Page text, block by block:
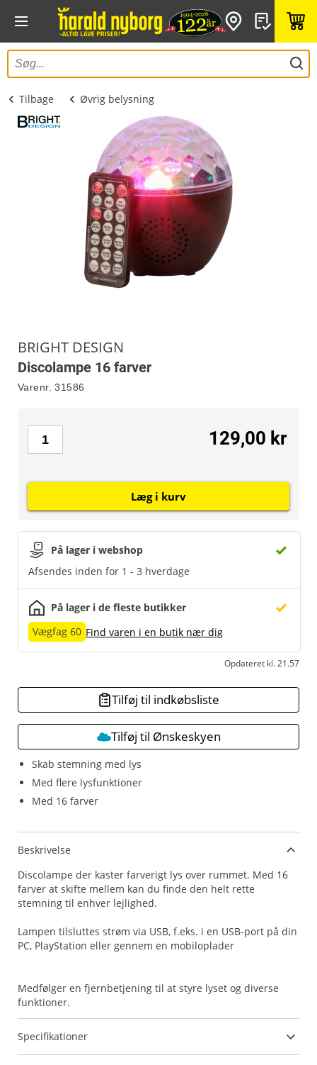
Tilbage Øvrig belysning
BRIGHT DESIGN
Discolampe 16 farver
Varenr. 31586
Skab stemning med lys
Med flere lysfunktioner
Med 16 farver
På lager i webshop
Afsendes inden for 1 - 3 hverdage
På lager i de fleste butikker
Vægfag 60 Find varen i en butik nær dig
Opdateret kl. 21.57
129,00 kr
Læg i kurv
Tilføj til indkøbsliste
Tilføj til Ønskeskyen
Beskrivelse
Discolampe der kaster farverigt lys over rummet. Med 16
farver at skifte mellem kan du finde den helt rette
stemning til enhver lejlighed.
Lampen tilsluttes strøm via USB, f.eks. i en USB-port på din
PC, PlayStation eller gennem en mobiloplader
Medfølger en fjernbetjening til at styre lyset og diverse
funktioner.
Specifikationer